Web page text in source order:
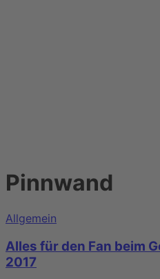
Pinnwand
Allgemein
Alles für den Fan beim
2017